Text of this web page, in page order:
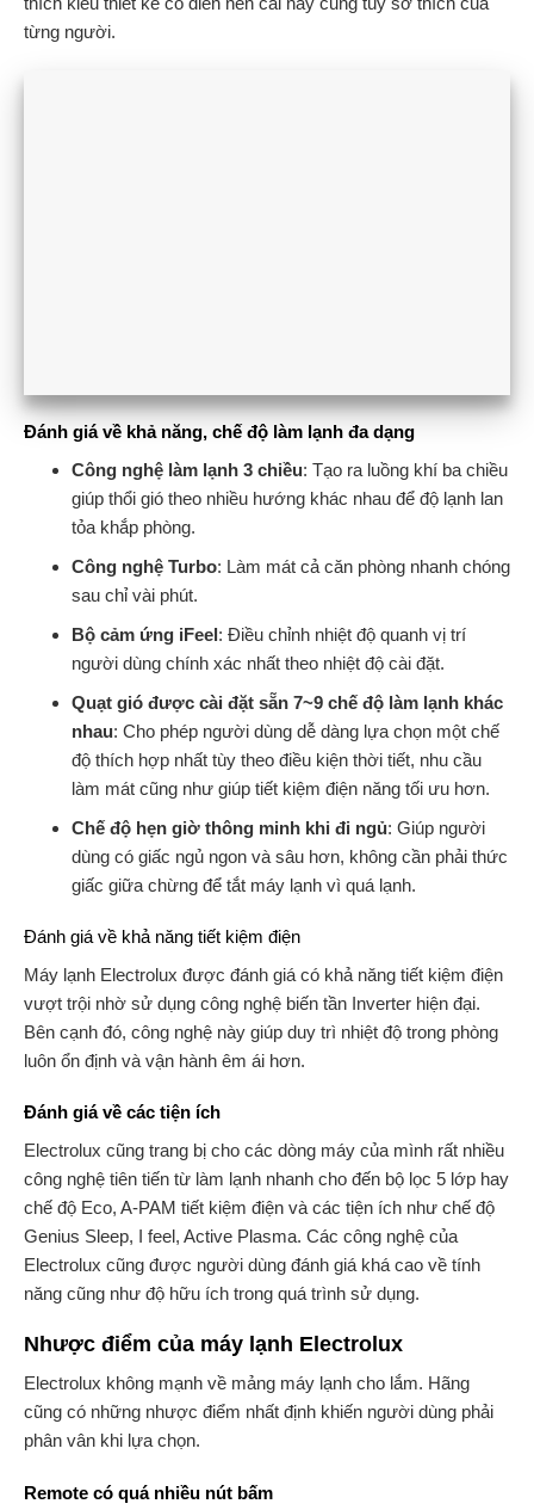
từng người.
Đánh giá về khả năng, chế độ làm lạnh đa dạng
Công nghệ làm lạnh 3 chiều: Tạo ra luồng khí ba chiều
giúp thổi gió theo nhiều hướng khác nhau để độ lạnh lan
tỏa khắp phòng.
Công nghệ Turbo: Làm mát cả căn phòng nhanh chóng
sau chỉ vài phút.
Bộ cảm ứng iFeel: Điều chỉnh nhiệt độ quanh vị trí
người dùng chính xác nhất theo nhiệt độ cài đặt.
Quạt gió được cài đặt sẵn 7~9 chế độ làm lạnh khác
nhau: Cho phép người dùng dễ dàng lựa chọn một chế
độ thích hợp nhất tùy theo điều kiện thời tiết, nhu cầu
làm mát cũng như giúp tiết kiệm điện năng tối ưu hơn.
Chế độ hẹn giờ thông minh khi đi ngủ: Giúp người
dùng có giấc ngủ ngon và sâu hơn, không cần phải thức
giấc giữa chừng để tắt máy lạnh vì quá lạnh.
Đánh giá về khả năng tiết kiệm điện
Máy lạnh Electrolux được đánh giá có khả năng tiết kiệm điện
vượt trội nhờ sử dụng công nghệ biến tần Inverter hiện đại.
Bên cạnh đó, công nghệ này giúp duy trì nhiệt độ trong phòng
luôn ổn định và vận hành êm ái hơn.
Đánh giá về các tiện ích
Electrolux cũng trang bị cho các dòng máy của mình rất nhiều
công nghệ tiên tiến từ làm lạnh nhanh cho đến bộ lọc 5 lớp hay
chế độ Eco, A-PAM tiết kiệm điện và các tiện ích như chế độ
Genius Sleep, I feel, Active Plasma. Các công nghệ của
Electrolux cũng được người dùng đánh giá khá cao về tính
năng cũng như độ hữu ích trong quá trình sử dụng.
Nhược điểm của máy lạnh Electrolux
Electrolux không mạnh về mảng máy lạnh cho lắm. Hãng
cũng có những nhược điểm nhất định khiến người dùng phải
phân vân khi lựa chọn.
Remote có quá nhiều nút bấm